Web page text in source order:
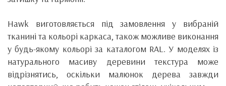
Hawk виготовляється під замовлення у вибраній
тканині та кольорі каркаса, також можливе виконання
у будь-якому кольорі за каталогом RAL. У моделях із
натурального масиву деревини текстура може
відрізнятись, оскільки малюнок дерева завжди